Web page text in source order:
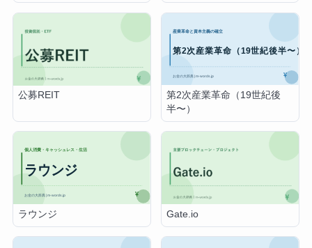
公募REIT
第2次産業革命（19世紀後
半〜）
ラウンジ Gate.io